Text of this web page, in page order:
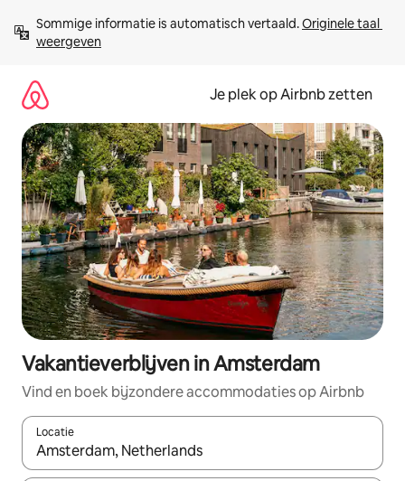
direct
naar
Sommige informatie is automatisch vertaald. Originele taal
weergeven
Je plek op Airbnb zetten
Vakantieverblijven in Amsterdam
Vind en boek bijzondere accommodaties op Airbnb
Locatie
Wanneer er resultaten beschikbaar zijn, maak je een keuze